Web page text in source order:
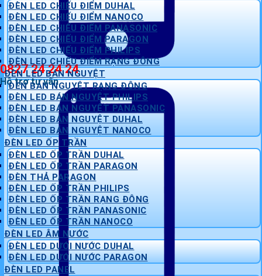
0827 24 24 24
Hỗ trợ tư vấn
ĐÈN LED CHIẾU ĐIỂM DUHAL
ĐÈN LED CHIẾU ĐIỂM NANOCO
ĐÈN LED CHIẾU ĐIỂM PANASONIC
ĐÈN LED CHIẾU ĐIỂM PARAGON
ĐÈN LED CHIẾU ĐIỂM PHILIPS
ĐÈN LED CHIẾU ĐIỂM RẠNG ĐÔNG
ĐÈN LED BÁN NGUYỆT
ĐÈN BÁN NGUYỆT RẠNG ĐÔNG
ĐÈN LED BÁN NGUYỆT PHILIPS
ĐÈN LED BÁN NGUYỆT PANASONIC
ĐÈN LED BÁN NGUYỆT DUHAL
ĐÈN LED BÁN NGUYỆT NANOCO
ĐÈN LED ỐP TRẦN
ĐÈN LED ỐP TRẦN DUHAL
ĐÈN LED ỐP TRẦN PARAGON
ĐÈN THẢ PARAGON
ĐÈN LED ỐP TRẦN PHILIPS
ĐÈN LED ỐP TRẦN RẠNG ĐÔNG
ĐÈN LED ỐP TRẦN PANASONIC
ĐÈN LED ỐP TRẦN NANOCO
ĐÈN LED ÂM NƯỚC
ĐÈN LED DƯỚI NƯỚC DUHAL
ĐÈN LED DƯỚI NƯỚC PARAGON
ĐÈN LED PANEL